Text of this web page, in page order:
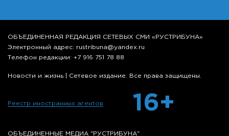
ОБЪЕДИНЕННАЯ РЕДАКЦИЯ СЕТЕВЫХ СМИ «РУСТРИБУНА»
Электронный адрес: rustribuna@yandex.ru
Телефон редакции: +7 916 751 78 88
Новости и жизнь | Сетевое издание. Все права защищены.
Реестр иностранных агентов 16+
ОБЪЕДИНЕННЫЕ МЕДИА "РУСТРИБУНА"